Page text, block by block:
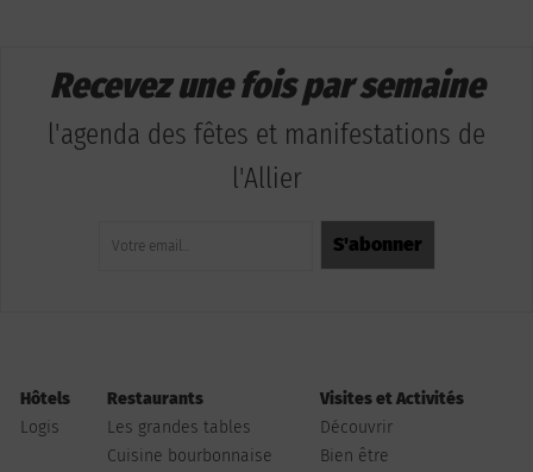
Recevez une fois par semaine
l'agenda des fêtes et manifestations de
l'Allier
Hôtels
Logis
Restaurants
Les grandes tables
Cuisine bourbonnaise
Visites et Activités
Découvrir
Bien être